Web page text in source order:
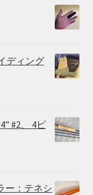
ディング
#2、 4ピ
ー：テネシ